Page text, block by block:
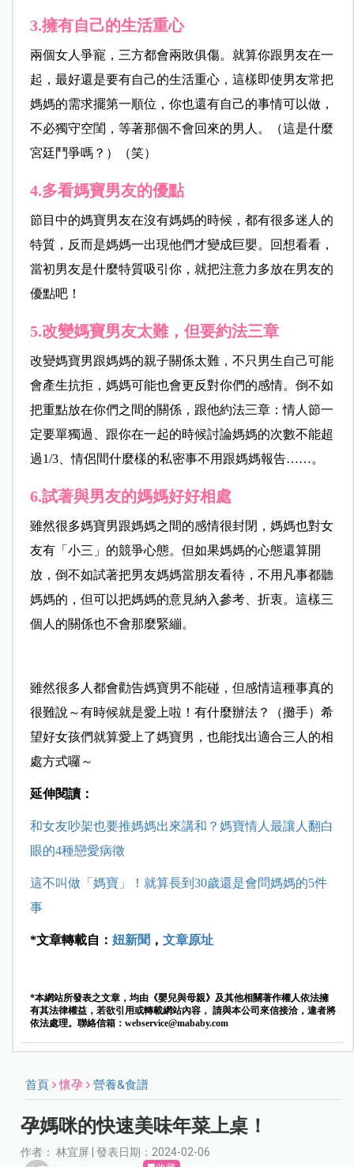
3.擁有自己的生活重心
兩個女人爭寵，三方都會兩敗俱傷。就算你跟男友在一
起，最好還是要有自己的生活重心，這樣即使男友常把
媽媽的需求擺第一順位，你也還有自己的事情可以做，
不必獨守空閨，等著那個不會回來的男人。（這是什麼
宮廷鬥爭嗎？）（笑）
4.多看媽寶男友的優點
節目中的媽寶男友在沒有媽媽的時候，都有很多迷人的
特質，反而是媽媽一出現他們才變成巨嬰。回想看看，
當初男友是什麼特質吸引你，就把注意力多放在男友的
優點吧！
5.改變媽寶男友太難，但要約法三章
改變媽寶男跟媽媽的親子關係太難，不只男生自己可能
會產生抗拒，媽媽可能也會更反對你們的感情。倒不如
把重點放在你們之間的關係，跟他約法三章：情人節一
定要單獨過、跟你在一起的時候討論媽媽的次數不能超
過1/3、情侶間什麼樣的私密事不用跟媽媽報告……。
6.試著與男友的媽媽好好相處
雖然很多媽寶男跟媽媽之間的感情很封閉，媽媽也對女
友有「小三」的競爭心態。但如果媽媽的心態還算開
放，倒不如試著把男友媽媽當朋友看待，不用凡事都聽
媽媽的，但可以把媽媽的意見納入參考、折衷。這樣三
個人的關係也不會那麼緊繃。
雖然很多人都會勸告媽寶男不能碰，但感情這種事真的
很難說～有時候就是愛上啦！有什麼辦法？（攤手）希
望好女孩們就算愛上了媽寶男，也能找出適合三人的相
處方式囉～
延伸閱讀：
和女友吵架也要推媽媽出來講和？媽寶情人最讓人翻白
眼的4種戀愛病徵
這不叫做「媽寶」！就算長到30歲還是會問媽媽的5件
事
*文章轉載自： 妞新聞 ， 文章原址
*本網站所發表之文章，均由《嬰兒與母親》及其他相關著作權人依法擁
有其法律權益，若欲引用或轉載網站內容， 請與本公司來信接洽，違者將
依法處理。聯絡信箱： webservice@mababy.com
首頁 懷孕 營養&食譜
孕媽咪的快速美味年菜上桌！
作者： 林宜屏 | 發表日期：2024-02-06